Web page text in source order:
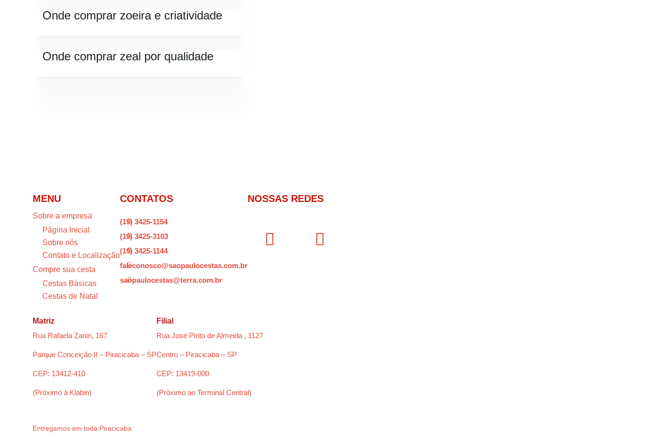
Onde comprar zoeira e criatividade
Onde comprar zeal por qualidade
MENU
Sobre a empresa
Página Inicial
Sobre nós
Contato e Localização
Compre sua cesta
Cestas Básicas
Cestas de Natal
CONTATOS

(19) 3425-1154

(19) 3425-3103

(19) 3425-1144

faleconosco@saopaulocestas.com.br

saopaulocestas@terra.com.br
NOSSAS REDES
Matriz
Rua Rafaela Zanin, 167
Parque Conceição II – Piracicaba – SP
CEP: 13412-410
(Próximo à Klabin)
Filial
Rua José Pinto de Almeida , 1127
Centro – Piracicaba – SP
CEP: 13419-000
(Próximo ao Terminal Central)
Entregamos em toda Piracicaba